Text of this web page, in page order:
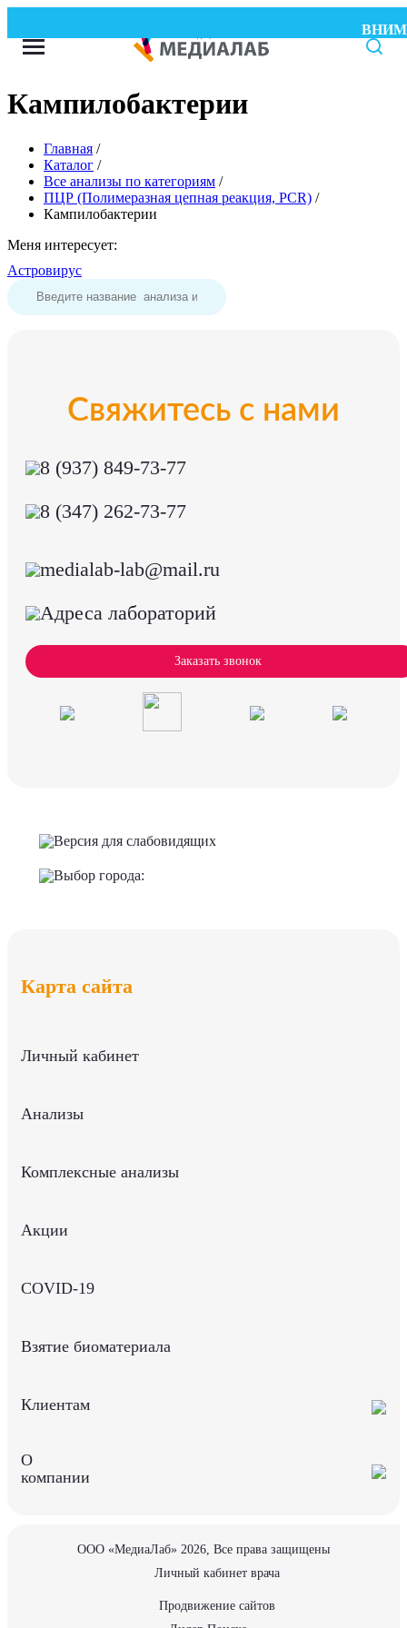
Кампилобактерии
Главная /
Каталог /
Все анализы по категориям /
ПЦР (Полимеразная цепная реакция, PCR) /
Кампилобактерии
Меня интересует:
Астровирус
Свяжитесь с нами
8 (937) 849-73-77
8 (347) 262-73-77
medialab-lab@mail.ru
Адреса лабораторий
Заказать звонок
Версия для слабовидящих
Выбор города:
Карта сайта
Личный кабинет
Анализы
Комплексные анализы
Акции
COVID-19
Взятие биоматериала
Клиентам
О
компании
ООО «МедиаЛаб» 2026, Все права защищены
Личный кабинет врача
Продвижение сайтов